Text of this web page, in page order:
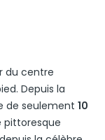
du centre
Depuis la
de seulement 10
pittoresque